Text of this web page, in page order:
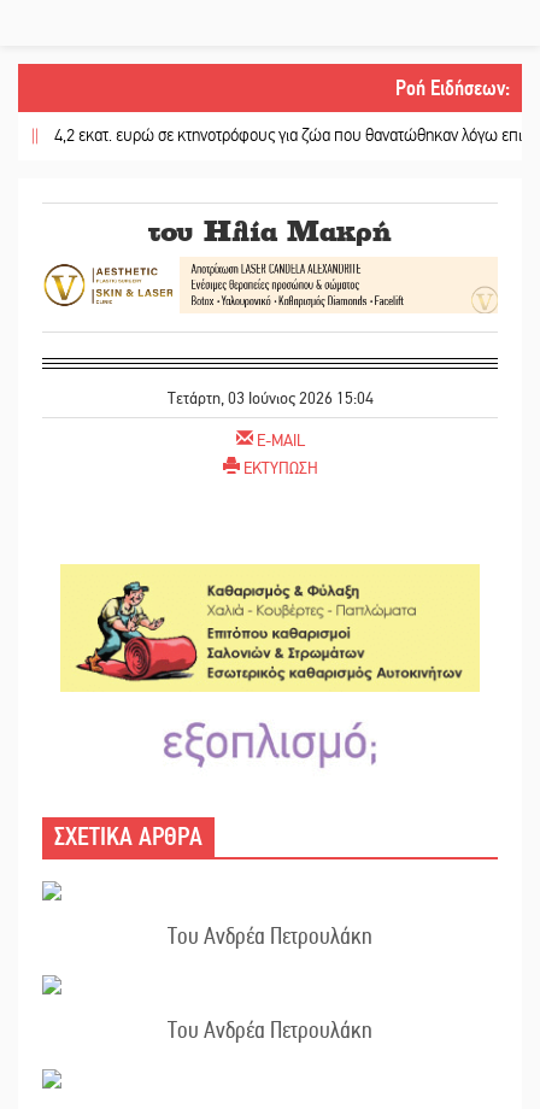
Ροή Ειδήσεων:
4,2 εκατ. ευρώ σε κτηνοτρόφους για ζώα που θανατώθηκαν λόγω επιζωοτιών
του Ηλία Μακρή
Τετάρτη, 03 Ιούνιος 2026 15:04
E-MAIL
ΕΚΤΥΠΩΣΗ
ΣΧΕΤΙΚΑ ΑΡΘΡΑ
Του Ανδρέα Πετρουλάκη
Του Ανδρέα Πετρουλάκη